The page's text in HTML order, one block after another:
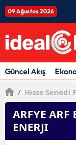
09 Ağustos 2026
Güncel Akış
/ Hisse Senedi
ARFYE
ENERJI